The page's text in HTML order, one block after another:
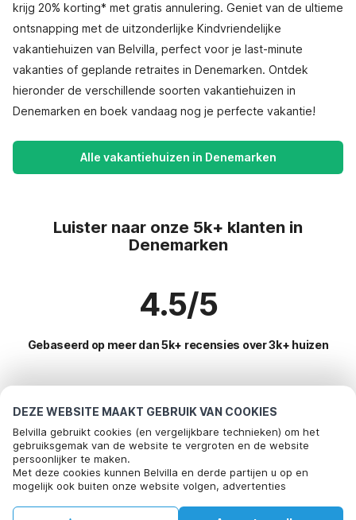
DEZE WEBSITE MAAKT GEBRUIK VAN COOKIES
Belvilla gebruikt cookies (en vergelijkbare technieken) om het
gebruiksgemak van de website te vergroten en de website
persoonlijker te maken.
Met deze cookies kunnen Belvilla en derde partijen u op en
mogelijk ook buiten onze website volgen, advertenties
social media.
krijg 20% korting* met gratis annulering. Geniet van de ultieme
ontsnapping met de uitzonderlijke Kindvriendelijke
vakantiehuizen van Belvilla, perfect voor je last-minute
vakanties of geplande retraites in Denemarken. Ontdek
hieronder de verschillende soorten vakantiehuizen in
Denemarken en boek vandaag nog je perfecte vakantie!
Alle vakantiehuizen in Denemarken
Luister naar onze 5k+ klanten in
Denemarken
4.5/5
Gebaseerd op meer dan 5k+ recensies over 3k+ huizen
Meest populaire bestemmingen voor
vakantie
Populaire voorzieningen voor vakantie in Denemarken
Vakantiehuis voor 6 personen
Vakantiehuis aan zee
Toplanden met topvoorzieningen voor vakanties